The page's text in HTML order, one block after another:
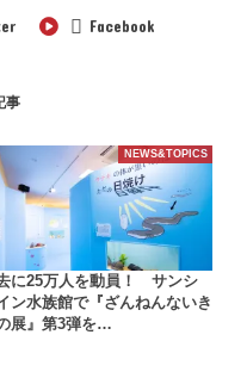
Facebook
事
NEWS&TOPICS
に25万人を動員！ サンシ
ン水族館で『ざんねんないき
展』第3弾を…